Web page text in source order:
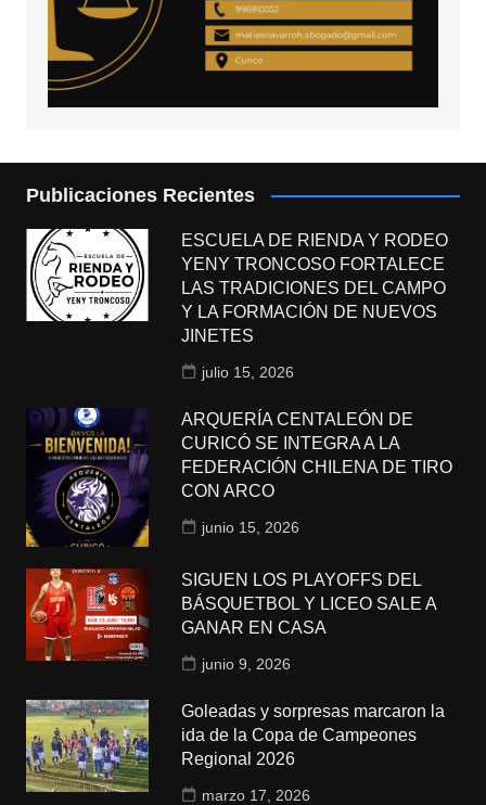
Publicaciones Recientes
ESCUELA DE RIENDA Y RODEO
YENY TRONCOSO FORTALECE
LAS TRADICIONES DEL CAMPO
Y LA FORMACIÓN DE NUEVOS
JINETES
julio 15, 2026
ARQUERÍA CENTALEÓN DE
CURICÓ SE INTEGRA A LA
FEDERACIÓN CHILENA DE TIRO
CON ARCO
junio 15, 2026
SIGUEN LOS PLAYOFFS DEL
BÁSQUETBOL Y LICEO SALE A
GANAR EN CASA
junio 9, 2026
Goleadas y sorpresas marcaron la
ida de la Copa de Campeones
Regional 2026
marzo 17, 2026